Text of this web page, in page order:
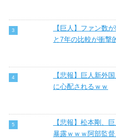
【巨人】ファン数
と7年の比較が衝撃
【悲報】巨人新外
に心配されるｗｗ
【悲報】松本剛、
暴露ｗｗｗ阿部監